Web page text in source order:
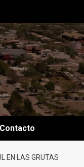
Contacto
EN LAS GRUTAS